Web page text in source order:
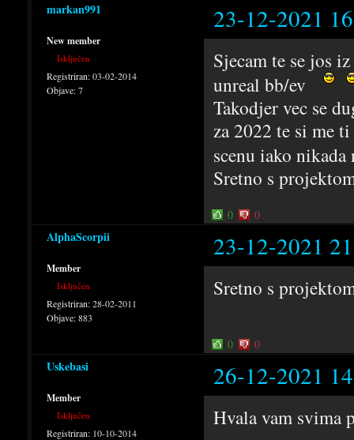
markan991 23-12-2021
New member
Isključen
Registriran:03-02-2014
Objave:7
Sjecam te se jos
unreal bb/ev
Takodjer vec se
za 2022 te si me
scenu iako
Sretno s
0 0
AlphaScorpii 23-12-2021
Member
Isključen
Registriran:28-02-2011
Objave:883
Sretno s
0 0
Uskebasi 26-12-2021
Member
Isključen
Registriran: 10-10-2014
Hvala vam svima